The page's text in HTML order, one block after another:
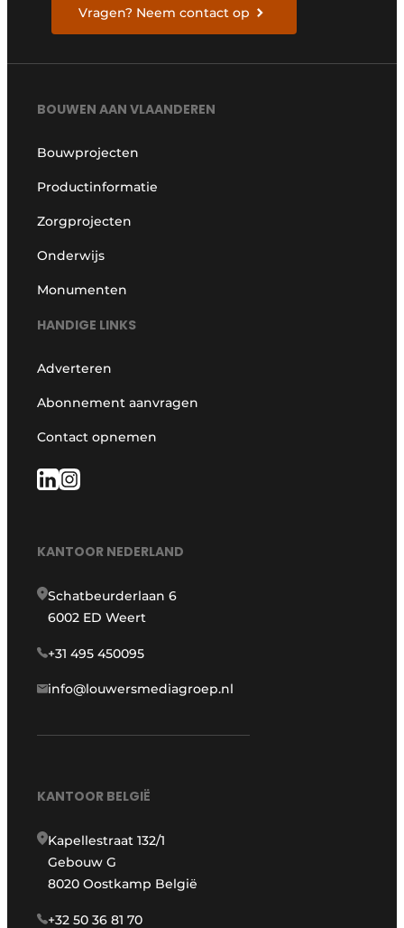
Vragen? Neem contact op
BOUWEN AAN VLAANDEREN
Bouwprojecten
Productinformatie
Zorgprojecten
Onderwijs
Monumenten
HANDIGE LINKS
Adverteren
Abonnement aanvragen
Contact opnemen
KANTOOR NEDERLAND
Schatbeurderlaan 6
6002 ED Weert
+31 495 450095
info@louwersmediagroep.nl
KANTOOR BELGIË
Kapellestraat 132/1
Gebouw G
8020 Oostkamp België
+32 50 36 81 70